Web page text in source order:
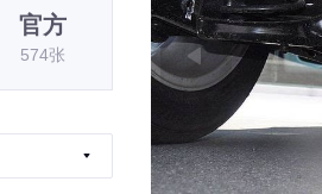
官方
574张